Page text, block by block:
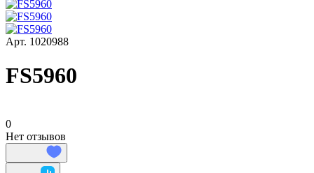
Арт. 1020988
FS5960
0
Нет отзывов